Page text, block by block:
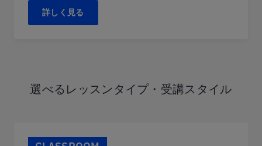
詳しく見る
選べるレッスンタイプ・受講スタイル